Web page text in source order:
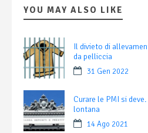
YOU MAY ALSO LIKE
Il divieto di
da pelliccia
31 Gen 2022
Curare le PMI si
lontana
14 Ago 2021